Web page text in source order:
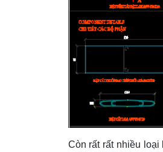
Còn rất rất nhiều loại